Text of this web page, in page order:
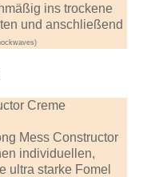
ins trockene
und anschließend
Creme
Mess Constructor
individuellen,
ultra starke Fomel